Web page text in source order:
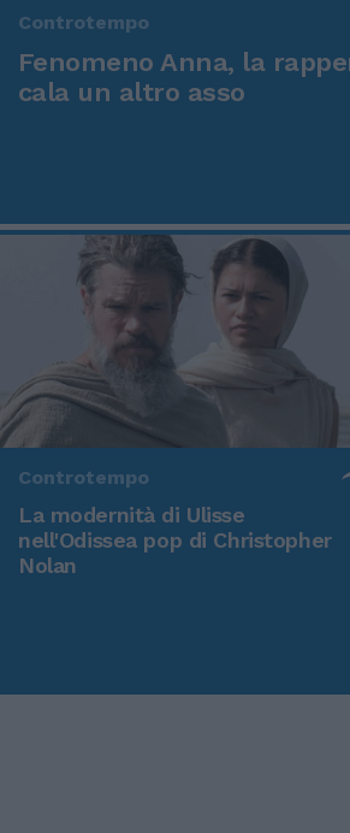
Controtempo
Fenomeno Anna, la
cala un altro asso
Controtempo
La modernità di Ulisse
nell'Odissea pop di Christopher
Nolan